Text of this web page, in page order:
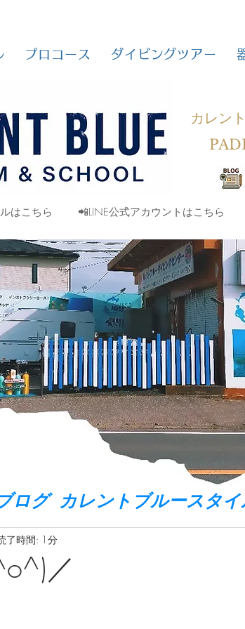
プロコース ダイビングツアー
カレン
はこちら 📲LINE公式アカウントはこちら
ログ カレントブルースタイ
／
了時間: 1分